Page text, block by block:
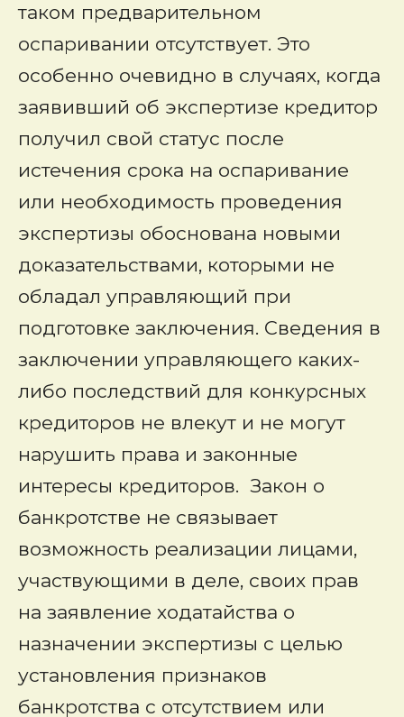
таком предварительном
оспаривании отсутствует. Это
особенно очевидно в случаях, когда
заявивший об экспертизе кредитор
получил свой статус после
истечения срока на оспаривание
или необходимость проведения
экспертизы обоснована новыми
доказательствами, которыми не
обладал управляющий при
подготовке заключения. Сведения в
заключении управляющего каких-
либо последствий для конкурсных
кредиторов не влекут и не могут
нарушить права и законные
интересы кредиторов. Закон о
банкротстве не связывает
возможность реализации лицами,
участвующими в деле, своих прав
на заявление ходатайства о
назначении экспертизы с целью
установления признаков
банкротства с отсутствием или